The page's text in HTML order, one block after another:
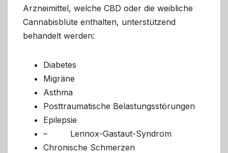
Arzneimittel, welche CBD oder die weibliche
Cannabisblüte enthalten, unterstützend
behandelt werden:
Diabetes
Migräne
Asthma
Posttraumatische Belastungsstörungen
Epilepsie
– Lennox-Gastaut-Syndrom
Chronische Schmerzen